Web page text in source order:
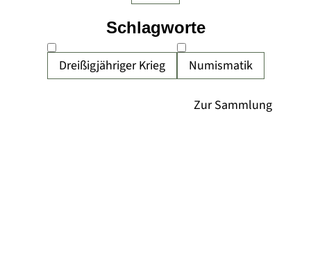
Dreißigjähriger Krieg Numismatik
Schlagworte